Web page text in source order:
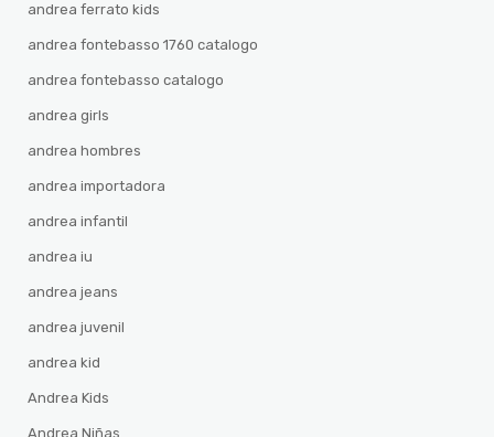
andrea ferrato kids
andrea fontebasso 1760 catalogo
andrea fontebasso catalogo
andrea girls
andrea hombres
andrea importadora
andrea infantil
andrea iu
andrea jeans
andrea juvenil
andrea kid
Andrea Kids
Andrea Niñas